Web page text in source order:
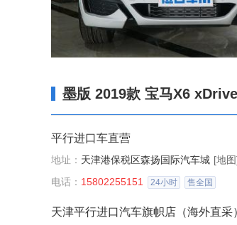
墨版 2019款 宝马X6
平行进口车直营
地址： 天津港保税区森扬国际汽车城 [地
电话： 15802255151 24小时 售全国
天津平行进口汽车旗帜店（海外直采